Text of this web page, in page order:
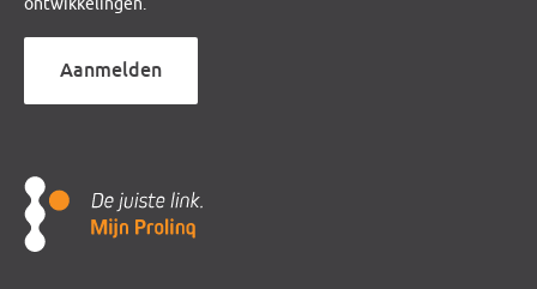
ontwikkelingen.
Aanmelden